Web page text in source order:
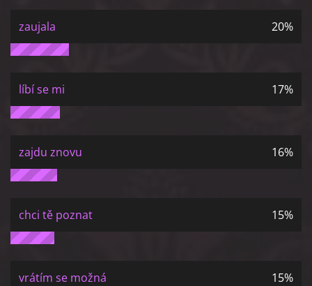
zaujala 20%
líbí se mi 17%
zajdu znovu 16%
chci tě poznat 15%
vrátím se možná 15%